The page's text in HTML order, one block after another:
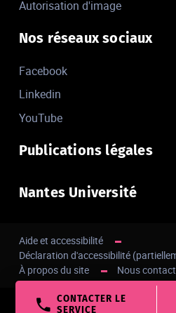
CONTACTER LE
SERVICE
Autorisation d'image
Nos réseaux sociaux
Facebook
Linkedin
YouTube
Publications légales
Nantes Université
Aide et accessibilité
Déclaration d'accessibilité
À propos du site
Nous